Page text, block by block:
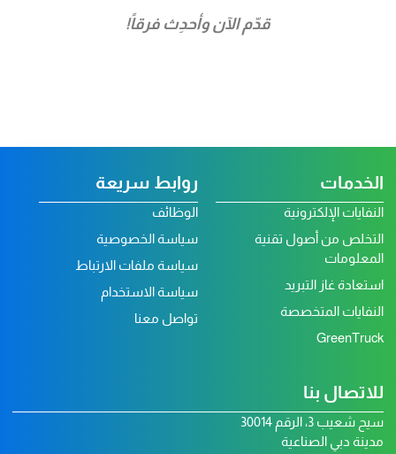
قدّم الآن وأحدِث فرقاً!
الخدمات
النفايات الإلكترونية
التخلص من أصول تقنية
المعلومات
استعادة غاز التبريد
النفايات المتخصصة
GreenTruck
روابط سريعة
الوظائف
سياسة الخصوصية
سياسة ملفات الارتباط
سياسة الاستخدام
تواصل معنا
للاتصال بنا
سيح شعيب 3، الرقم 30014
مدينة دبي الصناعية